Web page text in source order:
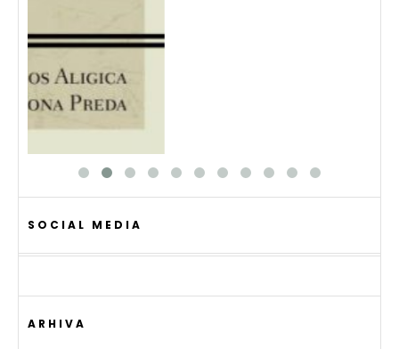
SOCIAL MEDIA
ARHIVA